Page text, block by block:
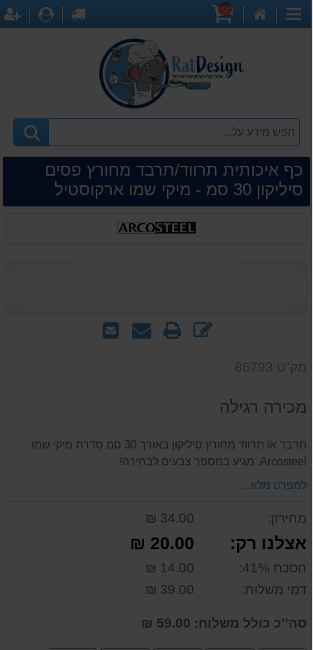
קטגוריות
0
לקופה
כף איכותית תרווד/תרבד מחורץ פסים
סיליקון 30 סמ - מיקי שמו ארקוסטיל
שלח
שאל
הדפס
מק"ט 86793
מכירה רגילה
תרבד או תרווד מחורץ סיליקון באורך 30 סמ סדרת מיקי שמו
Arcosteel. מגיע במספר צבעים לבחירה!
למפרט מלא...
מחירון: 34.00 ₪
אצלנו רק: 20.00 ₪
חסכת 41%:
14.00 ₪
דמי משלוח:
39.00 ₪
סה''כ כולל משלוח: